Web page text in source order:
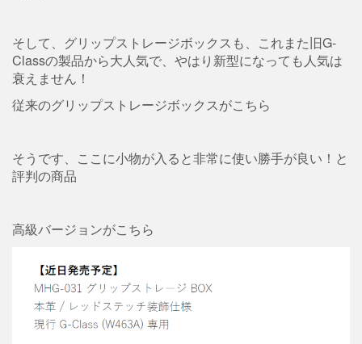
そして、グリップストレージボックスも、これまた旧G-
Classの製品から大人気で、やはり新型になっても人気は
衰えません！
従来のグリップストレージボックスがこちら
そうです、ここに小物が入ると非常に使い勝手が良い！と
評判の商品
高級バージョンがこちら